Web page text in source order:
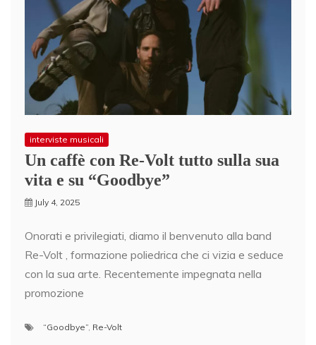
interviste musicali
Un caffè con Re-Volt tutto sulla sua
vita e su “Goodbye”
July 4, 2025
Onorati e privilegiati, diamo il benvenuto alla band
Re-Volt , formazione poliedrica che ci vizia e seduce
con la sua arte. Recentemente impegnata nella
promozione
“Goodbye” Re-Volt